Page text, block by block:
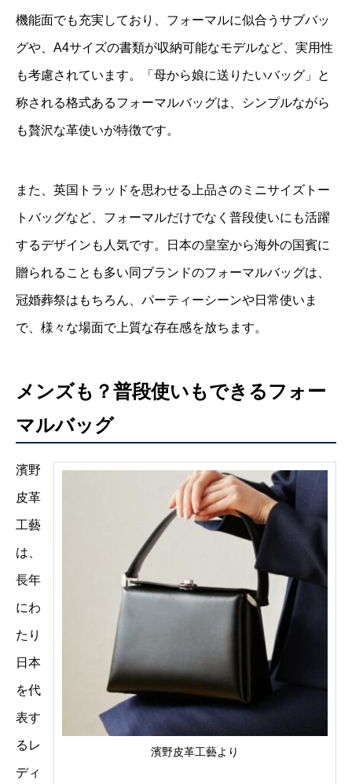
機能面でも充実しており、フォーマルに似合うサブバッ
グや、A4サイズの書類が収納可能なモデルなど、実用性
も考慮されています。「母から娘に送りたいバッグ」と
称される格式あるフォーマルバッグは、シンプルながら
も贅沢な革使いが特徴です。
また、英国トラッドを思わせる上品さのミニサイズトー
トバッグなど、フォーマルだけでなく普段使いにも活躍
するデザインも人気です。日本の皇室から海外の国賓に
贈られることも多い同ブランドのフォーマルバッグは、
冠婚葬祭はもちろん、パーティーシーンや日常使いま
で、様々な場面で上質な存在感を放ちます。
メンズも？普段使いもできるフォー
マルバッグ
濱野皮革工藝より
濱野
皮革
工藝
は、
長年
にわ
たり
日本
を代
表す
るレ
ディ